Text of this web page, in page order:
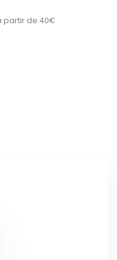
partir de 40€